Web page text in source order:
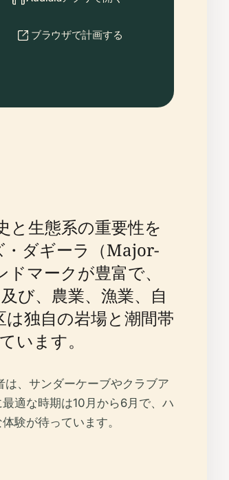
ブラウザで計画する
と生態系の重要性を
・ダギーラ（Major-
マークが豊富で、
び、農業、漁業、自
独自の岩場と潮間帯
います。
、サンダーケーブやクラブア
適な時期は10月から6月で、ハ
験が待っています。